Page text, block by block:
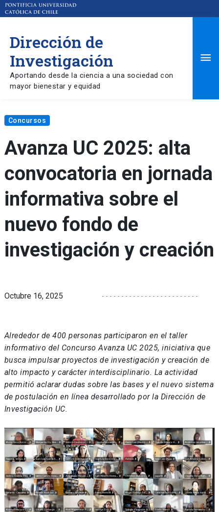
Dirección de
Investigación
Aportando desde la ciencia a una sociedad con
mayor bienestar y equidad
Concursos
Avanza UC 2025: alta
convocatoria en jornada
informativa sobre el
nuevo fondo de
investigación y creación
Octubre 16, 2025
Alrededor de 400 personas participaron en el taller
informativo del Concurso Avanza UC 2025, iniciativa que
busca impulsar proyectos de investigación y creación de
alto impacto y carácter interdisciplinario. La actividad
permitió aclarar dudas sobre las bases y el nuevo sistema
de postulación en línea desarrollado por la Dirección de
Investigación UC.